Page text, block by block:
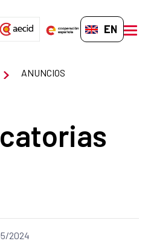
EN-GB
ANUNCIOS
2024